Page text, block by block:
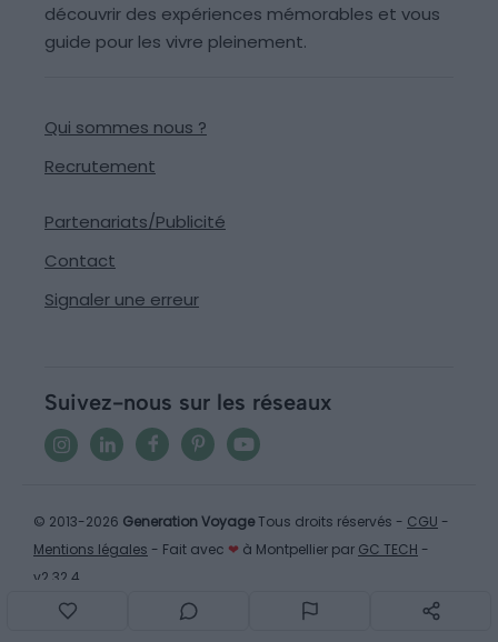
découvrir des expériences mémorables et vous
guide pour les vivre pleinement.
Qui sommes nous ?
Recrutement
Partenariats/Publicité
Contact
Signaler une erreur
Suivez-nous sur les réseaux
© 2013-2026 Generation VoyageTous droits réservés - CGU -
Mentions légales - Fait avec ❤ à Montpellier par GC TECH -
v2.32.4